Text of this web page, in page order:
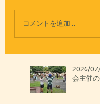
コメントを追加…
2026/
会主催の